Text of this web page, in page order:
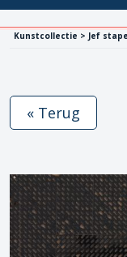
Kunstcollectie > Jef
« Terug